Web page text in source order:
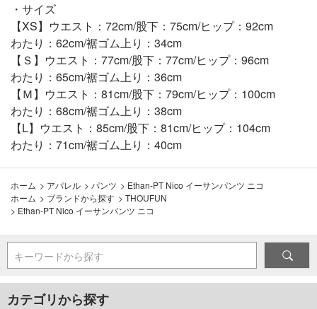
・サイズ
【XS】ウエスト：72cm/股下：75cm/ヒップ：92cm
わたり：62cm/裾ゴム上り：34cm
【Ｓ】ウエスト：77cm/股下：77cm/ヒップ：96cm
わたり：65cm/裾ゴム上り：36cm
【Ｍ】ウエスト：81cm/股下：79cm/ヒップ：100cm
わたり：68cm/裾ゴム上り：38cm
【L】ウエスト：85cm/股下：81cm/ヒップ：104cm
わたり：71cm/裾ゴム上り：40cm
ホーム > アパレル > パンツ > Ethan-PT Nico イーサンパンツ ニコ
ホーム > ブランドから探す > THOUFUN
> Ethan-PT Nico イーサンパンツ ニコ
キーワードから探す
カテゴリから探す